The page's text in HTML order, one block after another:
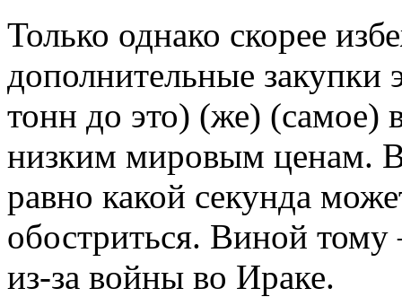
Только однако скорее
дополнительные закупки
тонн до это) (же) (самое)
низким мировым ценам.
равно какой секунда
обостриться. Виной
из-за войны во Ираке.